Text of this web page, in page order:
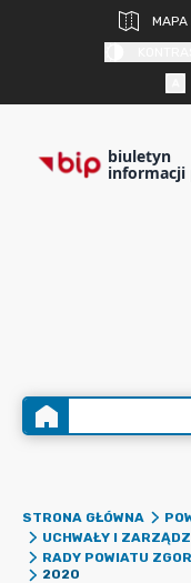
MAPA
biuletyn
informacji
STRONA GŁÓWNA
UCHWAŁY I
RADY POWIATU
2020